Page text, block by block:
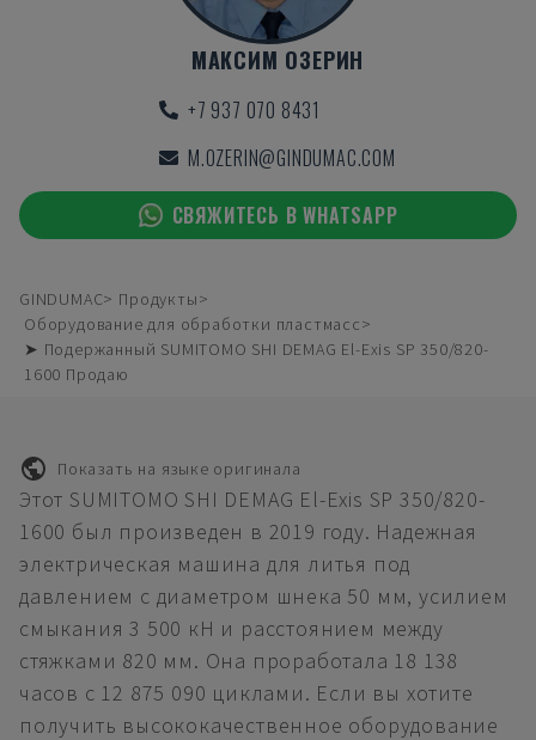
МАКСИМ ОЗЕРИН
+7 937 070 8431
M.OZERIN@GINDUMAC.COM
СВЯЖИТЕСЬ В WHATSAPP
GINDUMAC
Продукты
Оборудование для обработки пластмасс
➤ Подержанный SUMITOMO SHI DEMAG El-Exis SP 350/820-
1600 Продаю
Показать на языке оригинала
Этот SUMITOMO SHI DEMAG El-Exis SP 350/820-
1600 был произведен в 2019 году. Надежная
электрическая машина для литья под
давлением с диаметром шнека 50 мм, усилием
смыкания 3 500 кН и расстоянием между
стяжками 820 мм. Она проработала 18 138
часов с 12 875 090 циклами. Если вы хотите
получить высококачественное оборудование